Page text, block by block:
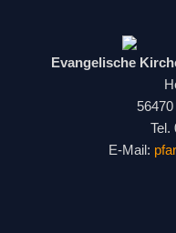
Evangelische
Tel.
E-Mail: